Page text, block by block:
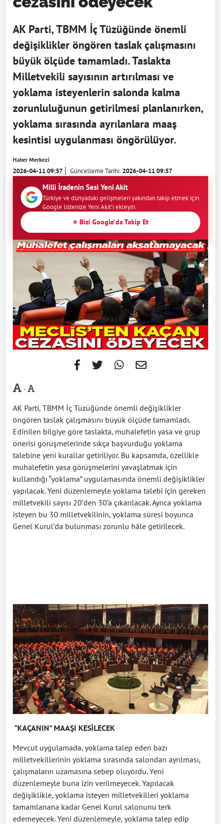
AK Parti, TBMM İç Tüzüğünde önemli
değişiklikler öngören taslak çalışmasını
büyük ölçüde tamamladı. Taslakta
Milletvekili sayısının artırılması ve
yoklama isteyenlerin salonda kalma
zorunluluğunun getirilmesi planlanırken,
yoklama sırasında ayrılanlara maaş
kesintisi uygulanması öngörülüyor.
Haber Merkezi
2026-04-11 09:57 Güncelleme Tarihi:2026-04-11 09:57
Milli İradenin Sesi Yeni Akit
Türkiye ve dünyadaki gelişmeleri yakından takip etmek için
Google listenize Yeni Akit'i ekleyin.
⭐ Bizi Google'da Takip Et
-
AK Parti, TBMM İç Tüzüğünde önemli değişiklikler
öngören taslak çalışmasını büyük ölçüde tamamladı.
Edinilen bilgiye göre taslakta, muhalefetin yasa ve grup
önerisi görüşmelerinde sıkça başvurduğu yoklama
talebine yeni kurallar getiriliyor. Bu kapsamda, özellikle
muhalefetin yasa görüşmelerini yavaşlatmak için
kullandığı “yoklama” uygulamasında önemli değişiklikler
yapılacak. Yeni düzenlemeyle yoklama talebi için gereken
milletvekili sayısı 20’den 30’a çıkarılacak. Ayrıca yoklama
isteyen bu 30 milletvekilinin, yoklama süresi boyunca
Genel Kurul’da bulunması zorunlu hâle getirilecek.
“KAÇANIN” MAAŞI KESİLECEK
Mevcut uygulamada, yoklama talep eden bazı
milletvekillerinin yoklama sırasında salondan ayrılması,
çalışmaların uzamasına sebep oluyordu. Yeni
düzenlemeyle buna izin verilmeyecek. Yapılacak
değişiklikle, yoklama isteyen milletvekilleri yoklama
tamamlanana kadar Genel Kurul salonunu terk
edemeyecek. Yeni düzenlemeyle, yoklama talep edip